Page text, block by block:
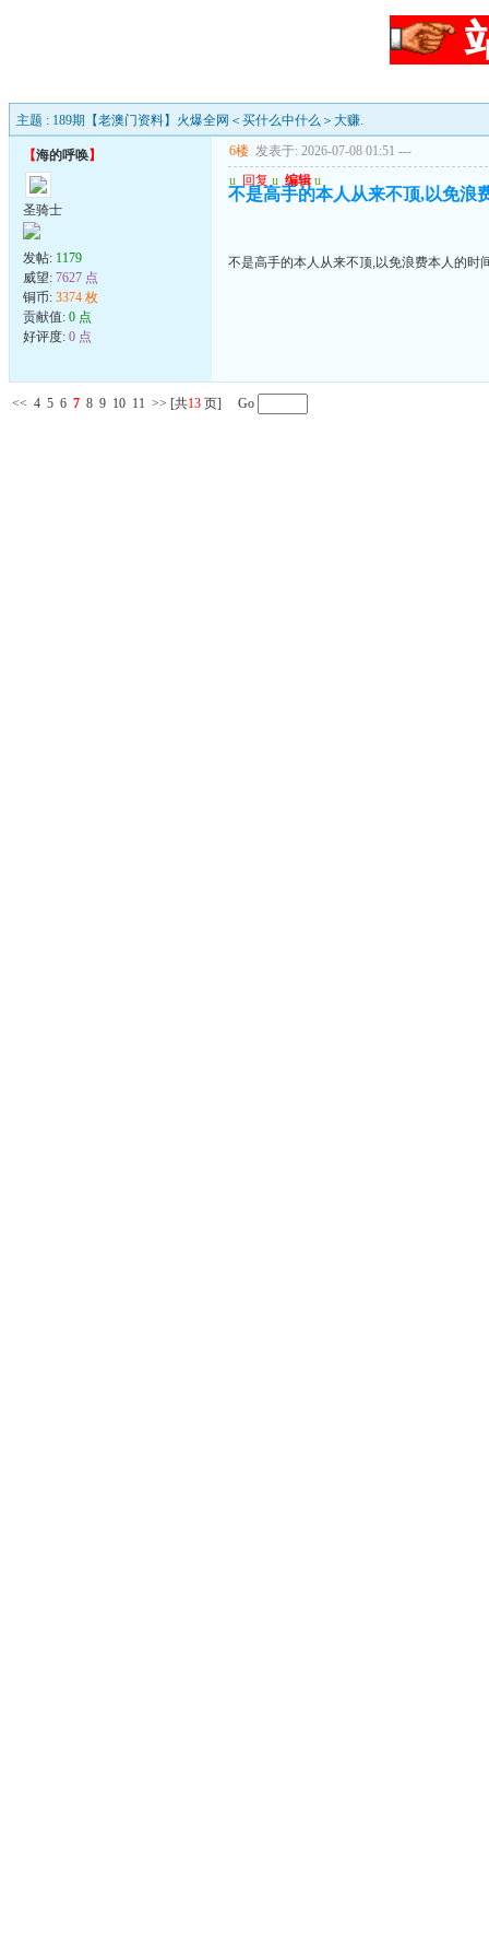
主题 : 189期【老澳门资料】火爆全网＜买什么中什么＞大赚.
【海的呼唤】
圣骑士
发帖: 1179
威望: 7627 点
铜币: 3374 枚
贡献值: 0 点
好评度: 0 点
6楼 发表于: 2026-07-08 01:51 ---
u 回复 u 编辑 u
不是高手的本人从来不顶,以免浪
不是高手的本人从来不顶,以免浪费本人的时
<< 4 5 6 7 8 9 10 11 >> [共13 页] Go